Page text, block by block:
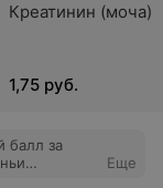
Креатинин (моча)
1,75 руб.
балл за
Еще